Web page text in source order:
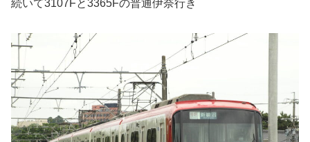
続いて3107Fと3365Fの普通伊奈行き